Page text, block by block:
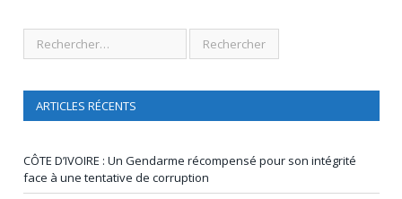
ARTICLES RÉCENTS
CÔTE D’IVOIRE : Un Gendarme récompensé pour son intégrité
face à une tentative de corruption